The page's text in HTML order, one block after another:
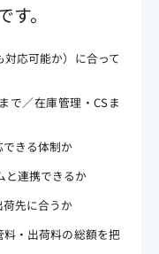
。
応可能か）に合って
で／在庫管理・CSま
きる体制か
と連携できるか
先に合うか
・出荷料の総額を把